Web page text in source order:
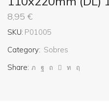
8,95 €
SKU: P01005
Category: Sobres
Share: